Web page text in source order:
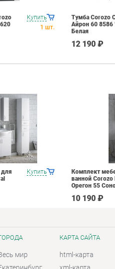
Купить
1 шт.
Тумба Corozo
Айрон 60 8586
Белая
12 190 ₽
Купить
Комплект
ванной Corozo
Орегон 55
10 190 ₽
мир
КАРТА САЙТА
html-карта
xml-карта